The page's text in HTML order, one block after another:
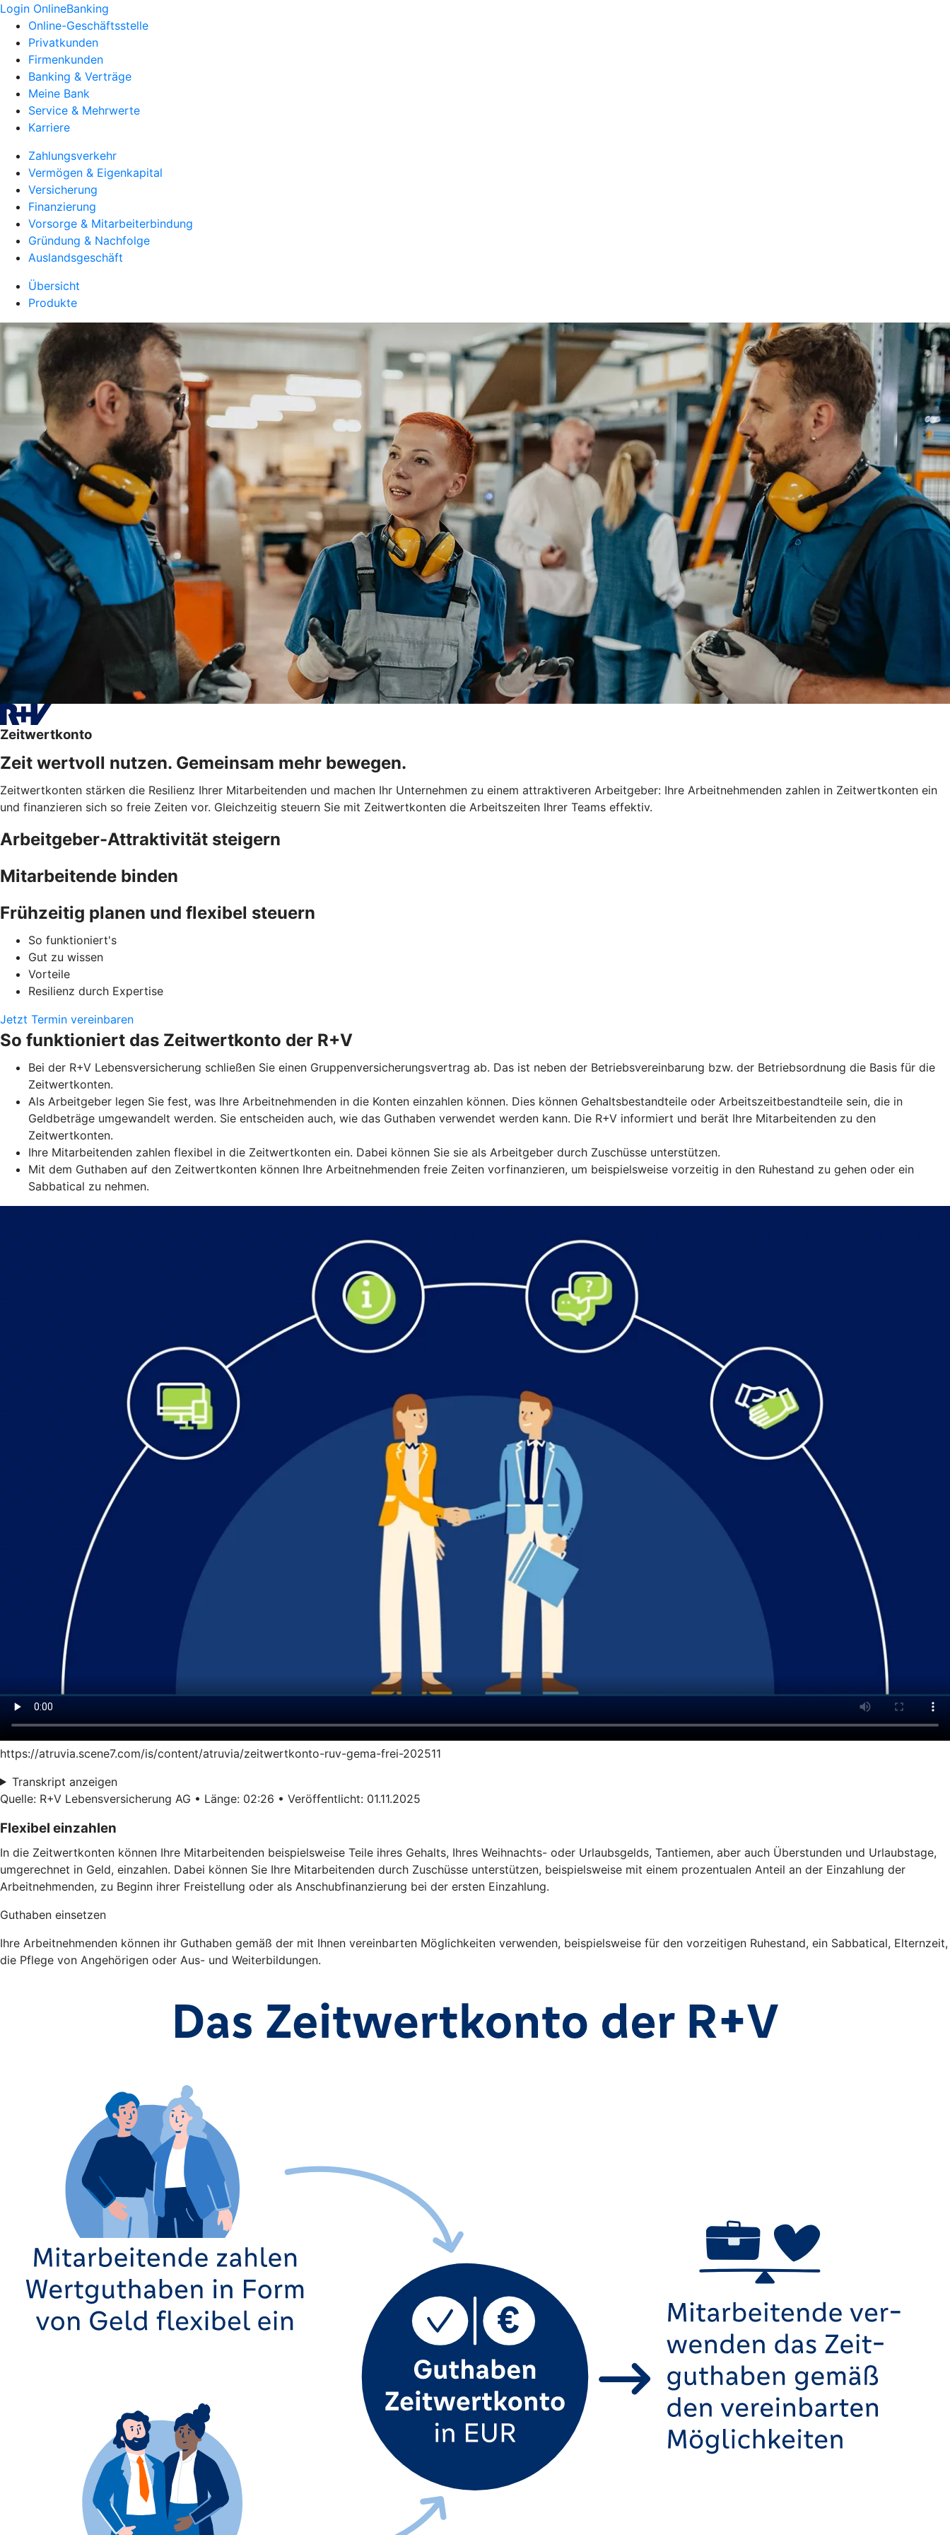
Login OnlineBanking
Online-Geschäftsstelle
Privatkunden
Firmenkunden
Banking & Verträge
Meine Bank
Service & Mehrwerte
Karriere
Zahlungsverkehr
Vermögen & Eigenkapital
Versicherung
Finanzierung
Vorsorge & Mitarbeiterbindung
Gründung & Nachfolge
Auslandsgeschäft
Übersicht
Produkte
Zeitwertkonto
Zeit wertvoll nutzen. Gemeinsam mehr bewegen.
Zeitwertkonten stärken die Resilienz Ihrer Mitarbeitenden und machen Ihr Unternehmen zu einem attraktiveren Arbeitgeber: Ihre Arbeitnehmenden zahlen in Zeitwertkonten ein
und finanzieren sich so freie Zeiten vor. Gleichzeitig steuern Sie mit Zeitwertkonten die Arbeitszeiten Ihrer Teams effektiv.
Arbeitgeber-Attraktivität steigern
Mitarbeitende binden
Frühzeitig planen und flexibel steuern
So funktioniert's
Gut zu wissen
Vorteile
Resilienz durch Expertise
Jetzt Termin vereinbaren
So funktioniert das Zeitwertkonto der R+V
Bei der R+V Lebensversicherung schließen Sie einen Gruppenversicherungsvertrag ab. Das ist neben der Betriebsvereinbarung bzw. der Betriebsordnung die Basis für die
Zeitwertkonten.
Als Arbeitgeber legen Sie fest, was Ihre Arbeitnehmenden in die Konten einzahlen können. Dies können Gehaltsbestandteile oder Arbeitszeitbestandteile sein, die in
Geldbeträge umgewandelt werden. Sie entscheiden auch, wie das Guthaben verwendet werden kann. Die R+V informiert und berät Ihre Mitarbeitenden zu den
Zeitwertkonten.
Ihre Mitarbeitenden zahlen flexibel in die Zeitwertkonten ein. Dabei können Sie sie als Arbeitgeber durch Zuschüsse unterstützen.
Mit dem Guthaben auf den Zeitwertkonten können Ihre Arbeitnehmenden freie Zeiten vorfinanzieren, um beispielsweise vorzeitig in den Ruhestand zu gehen oder ein
Sabbatical zu nehmen.
https://atruvia.scene7.com/is/content/atruvia/zeitwertkonto-ruv-gema-frei-202511
Transkript anzeigen
Quelle: R+V Lebensversicherung AG • Länge: 02:26 • Veröffentlicht: 01.11.2025
Flexibel einzahlen
In die Zeitwertkonten können Ihre Mitarbeitenden beispielsweise Teile ihres Gehalts, Ihres Weihnachts- oder Urlaubsgelds, Tantiemen, aber auch Überstunden und Urlaubstage,
umgerechnet in Geld, einzahlen. Dabei können Sie Ihre Mitarbeitenden durch Zuschüsse unterstützen, beispielsweise mit einem prozentualen Anteil an der Einzahlung der
Arbeitnehmenden, zu Beginn ihrer Freistellung oder als Anschubfinanzierung bei der ersten Einzahlung.
Guthaben einsetzen
Ihre Arbeitnehmenden können ihr Guthaben gemäß der mit Ihnen vereinbarten Möglichkeiten verwenden, beispielsweise für den vorzeitigen Ruhestand, ein Sabbatical, Elternzeit,
die Pflege von Angehörigen oder Aus- und Weiterbildungen.